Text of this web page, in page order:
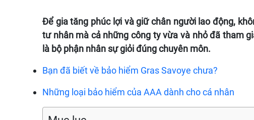
Để gia tăng phúc lợi và giữ chân người lao động,
tư nhân mà cả nhữngcông ty vừa và nhỏ đã tham
là bộ phận nhân sự giỏi đúng chuyên môn.
Bạn đã biết về bảo hiểm Gras Savoye chưa?
Những loại bảo hiểm của AAA dành cho cá nhân